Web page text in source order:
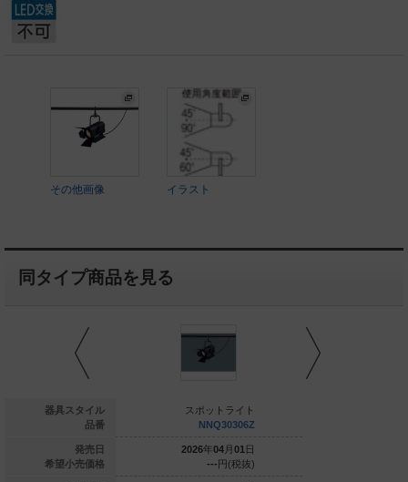
その他画像 イラスト
同タイプ商品を見る
器具スタイル
品番
発売日
希望小売価格
ポットライト
円(税抜)
スポットライト
NNQ30306Z
2026年04 月 01 日
---円(税抜)